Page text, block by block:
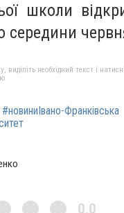
школи
середини
необхідний текст і
#новиниІвано-Франківська
0,0